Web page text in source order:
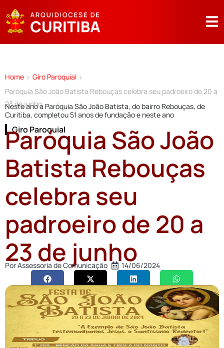
Home > Giro Paroquial >
Paróquia São João Batista Rebouças celebra seu padroeiro de 20 a
23 de junho
Neste ano a Paróquia São João Batista, do bairro Rebouças, de
Curitiba, completou 51 anos de fundação e neste ano
Giro Paroquial
Paróquia São João
Batista Rebouças
celebra seu
padroeiro de 20 a
23 de junho
PorAssessoria de Comunicação 14/06/2024